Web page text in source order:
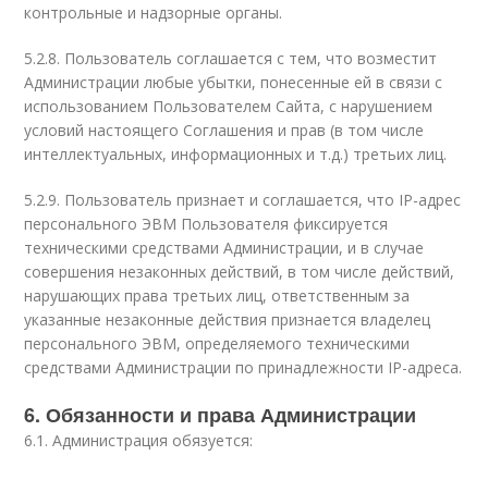
контрольные и надзорные органы.
5.2.8. Пользователь соглашается с тем, что возместит
Администрации любые убытки, понесенные ей в связи с
использованием Пользователем Сайта, c нарушением
условий настоящего Соглашения и прав (в том числе
интеллектуальных, информационных и т.д.) третьих лиц.
5.2.9. Пользователь признает и соглашается, что IP-адрес
персонального ЭВМ Пользователя фиксируется
техническими средствами Администрации, и в случае
совершения незаконных действий, в том числе действий,
нарушающих права третьих лиц, ответственным за
указанные незаконные действия признается владелец
персонального ЭВМ, определяемого техническими
средствами Администрации по принадлежности IP-адреса.
6. Обязанности и права Администрации
6.1. Администрация обязуется: